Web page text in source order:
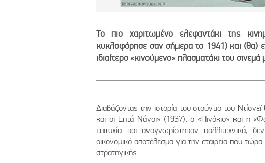
Το πιο χαριτωμένο ελεφαντάκι της
κυκλοφόρησε σαν σήμερα το 1941) και (θα)
ιδιαίτερο «κινούμενο» πλασματάκι του σινεμά
Διαβάζοντας την ιστορία του στούντιο του
και οι Επτά Νάνοι» (1937), ο «Πινόκιο» και η
επιτυχία και αναγνωρίστηκαν καλλιτεχνικά,
οικονομικό αποτέλεσμα για την εταιρεία που
στρατηγικής.